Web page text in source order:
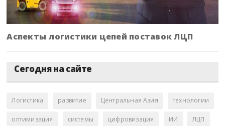
Аспекты логистики цепей поставок ЛЦП
Сегодня на сайте
Логистика развитие Центральная Азия технологии
оптимизация системы цифровизация ИИ ЛЦП